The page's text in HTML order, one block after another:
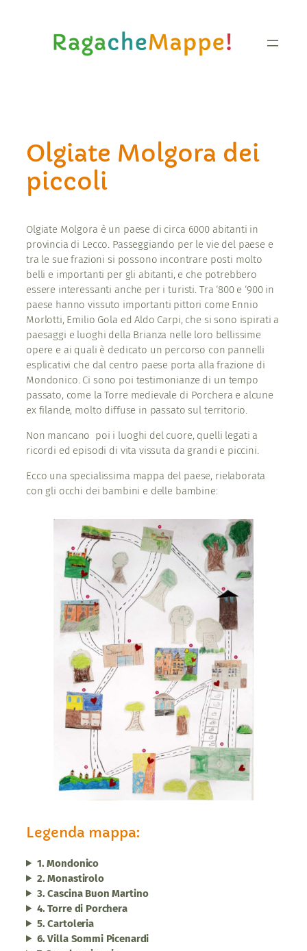
Olgiate Molgora dei
piccoli
Olgiate Molgora è un paese di circa 6000 abitanti in
provincia di Lecco. Passeggiando per le vie del paese e
tra le sue frazioni si possono incontrare posti molto
belli e importanti per gli abitanti, e che potrebbero
essere interessanti anche per i turisti. Tra ‘800 e ‘900 in
paese hanno vissuto importanti pittori come Ennio
Morlotti, Emilio Gola ed Aldo Carpi, che si sono ispirati a
paesaggi e luoghi della Brianza nelle loro bellissime
opere e ai quali è dedicato un percorso con pannelli
esplicativi che dal centro paese porta alla frazione di
Mondonico. Ci sono poi testimonianze di un tempo
passato, come la Torre medievale di Porchera e alcune
ex filande, molto diffuse in passato sul territorio.
Non mancano poi i luoghi del cuore, quelli legati a
ricordi ed episodi di vita vissuta da grandi e piccini.
Ecco una specialissima mappa del paese, rielaborata
con gli occhi dei bambini e delle bambine:
Legenda mappa:
1. Mondonico
2. Monastirolo
3. Cascina Buon Martino
4. Torre di Porchera
5. Cartoleria
6. Villa Sommi Picenardi